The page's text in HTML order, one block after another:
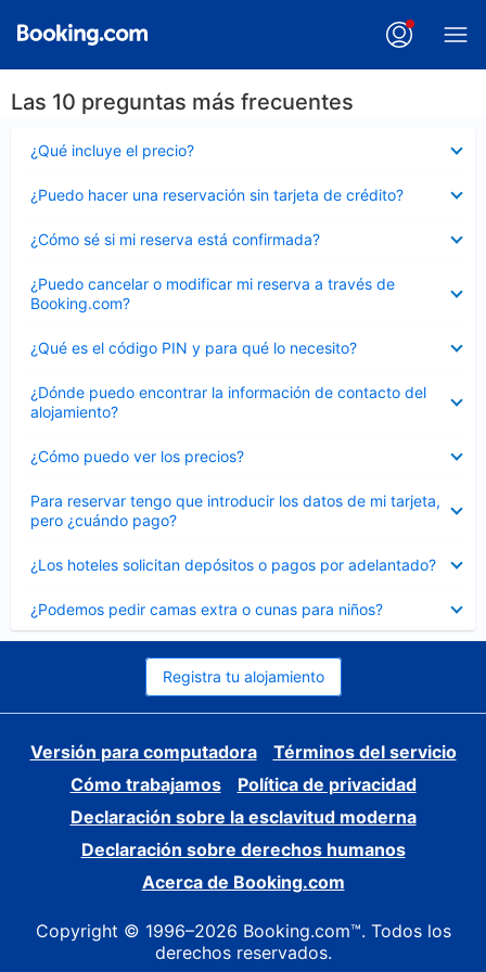
Las 10 preguntas más frecuentes
¿Qué incluye el precio?
cerrado
¿Puedo hacer una reservación sin tarjeta de crédito?
cerrado
¿Cómo sé si mi reserva está confirmada?
cerrado
¿Puedo cancelar o modificar mi reserva a través de
Booking.com?
cerrado
¿Qué es el código PIN y para qué lo necesito?
cerrado
¿Dónde puedo encontrar la información de contacto del
alojamiento?
cerrado
¿Cómo puedo ver los precios?
cerrado
Para reservar tengo que introducir los datos de mi tarjeta,
pero ¿cuándo pago?
cerrado
¿Los hoteles solicitan depósitos o pagos por adelantado?
cerrado
¿Podemos pedir camas extra o cunas para niños?
cerrado
Registra tu alojamiento
Versión para computadora
Términos del servicio
Cómo trabajamos
Política de privacidad
Declaración sobre la esclavitud moderna
Declaración sobre derechos humanos
Acerca de Booking.com
Copyright © 1996–2026 Booking.com™. Todos los
derechos reservados.